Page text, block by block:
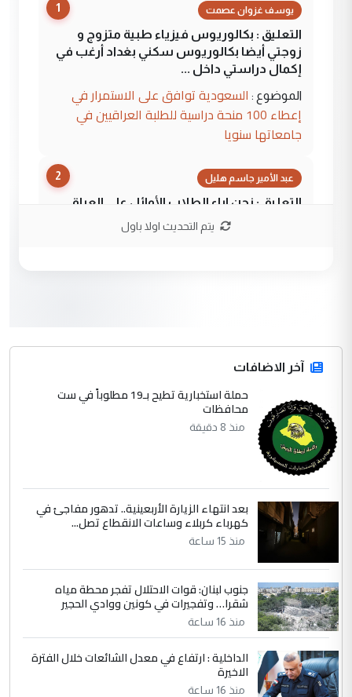
1 يوسف غزوان عصمت
التعليق : بكالوريوس فيزياء طبية متزوج و
زوجتي أيضا بكالوريوس سكني بغداد أرغب في
إكمال دراستي داخل ...
الموضوع : السعودية توافق على الاستمرار في
إعطاء 100 منحة دراسية للطلبة العراقيين في
جامعاتها سنويا
2 عبد الأمير جاسم هليل
التعليق : نحن اباء الطلاب الأوائل على العراق
نتشرف بلقاء السيد احمد الصافي في العتبات
التعليق : قرار مستعجل جدا ولامصلحة فيه
للوزاره ولا للمواطن القرار الصائب يكون بعد
الموضوع :
وزير الصحة يعفي مدير مستشفى الكرخ
العام في بغداد
سردار
التعليق : واحد من عصابة علي ماما يسقط
جنسية الرافد الثالث للعراق ومن اصول عريقة
ابا فرات ...
الموضوع :
مضجعيك يابن الزنا (نص كامل)
سردار
جنسية الرافد الثالث للعراق ومن اصول عريقة
ابا فرات ...
يتم التحديث اولا باول
آخر الاضافات
حملة استخبارية تطيح بـ19 مطلوباً في ست
محافظات
منذ 8 دقيقة
بعد انتهاء الزيارة الأربعينية.. تدهور مفاجئ في
كهرباء كربلاء وساعات الانقطاع تصل...
منذ 15 ساعة
جنوب لبنان: قوات الاحتلال تفجر محطة مياه
شقرا… وتفجيرات في كونين ووادي الحجير
منذ 16 ساعة
الداخلية : ارتفاع في معدل الشائعات خلال الفترة
الاخيرة
منذ 16 ساعة